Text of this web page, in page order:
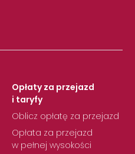
Opłaty za przejazd
i taryfy
Oblicz opłatę za przejazd
Opłata za przejazd
w pełnej wysokości